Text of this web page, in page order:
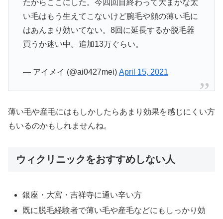
たからここにした。今四回目終わって大まかな太
い毛はもう生えてこないけど腕毛や顔の薄い毛に
はあんまり効いてない。8回に延長するか脱毛器
買うか迷い中。追加13万ぐらい。
— アイメイ (@ai0427mei) April 15, 2021
薄い毛や産毛にはもしかしたらあまり効果を感じにくい方
もいるのかもしれませんね。
ウィクリニックをおすすめしない人
銀座・大宮・吉祥寺に通い辛い方
既に脱毛経験者で薄い毛や産毛などにもしっかり効